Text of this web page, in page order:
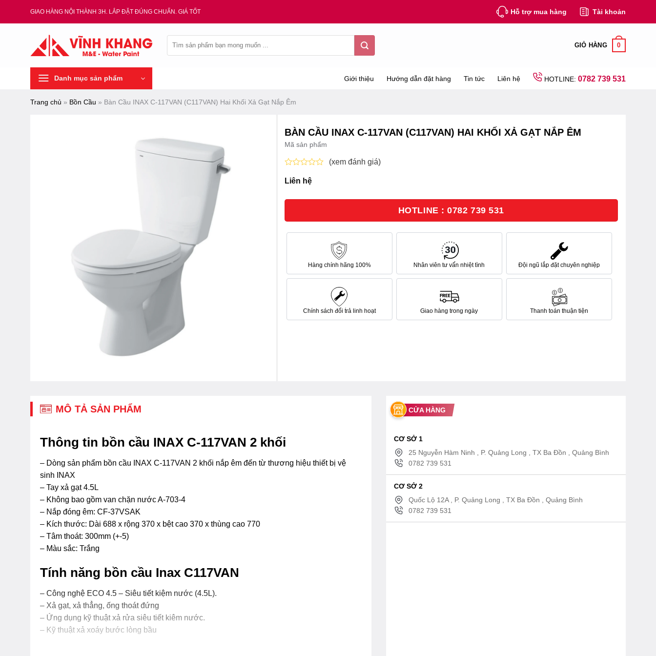
GIAO HÀNG NỘI THÀNH 3H. LẮP ĐẶT ĐÚNG CHUẨN. GIÁ TỐT Hỗ trợ mua hàng Tài khoản
kiếm:
GIỎ HÀNG 0
Danh mục sản phẩm Giới thiệu Hướng dẫn đặt hàng Tin tức Liên hệ HOTLINE: 0782 739 531
Trang chủ » Bồn Cầu » Bàn Cầu INAX C-117VAN (C117VAN) Hai Khối Xả Gạt Nắp Êm
BÀN CẦU INAX C-117VAN (C117VAN) HAI KHỐI XẢ GẠT NẮP ÊM
Mã sản phẩm
xếp
(xem đánh giá)
Liên hệ
HOTLINE : 0782 739 531
Hàng chính hãng 100% Nhân viên tư vấn nhiệt tình Đội ngũ lắp đặt chuyên nghiệp
Chính sách đổi trả linh hoạt Giao hàng trong ngày Thanh toán thuận tiện
MÔ TẢ SẢN PHẨM
Thông tin bồn cầu INAX C-117VAN 2 khối
– Dòng sản phẩm bồn cầu INAX C-117VAN 2 khối nắp êm đến từ thương hiệu thiết bị vệ
sinh INAX
– Tay xả gạt 4.5L
– Không bao gồm van chặn nước A-703-4
– Nắp đóng êm: CF-37VSAK
– Kích thước: Dài 688 x rộng 370 x bệt cao 370 x thùng cao 770
– Tâm thoát: 300mm (+-5)
– Màu sắc: ​Trắng
Tính năng bồn cầu Inax C117VAN
– Công nghệ ECO 4.5 – Siêu tiết kiệm nước (4.5L).
– Xả gạt, xả thẳng, ống thoát đứng
– Ứng dụng kỹ thuật xả rửa siêu tiết kiêm nước.
– Kỹ thuật xả xoáy bước lòng bầu
CỬA HÀNG
CƠ SỞ 1
25 Nguyễn Hàm Ninh , P. Quảng Long , TX Ba Đồn , Quảng Bình
0782 739 531
CƠ SỞ 2
Quốc Lộ 12A , P. Quảng Long , TX Ba Đồn , Quảng Bình
0782 739 531